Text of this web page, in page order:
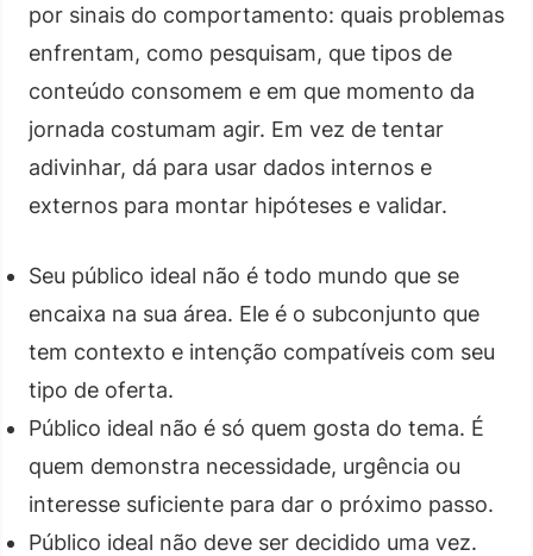
por sinais do comportamento: quais problemas
enfrentam, como pesquisam, que tipos de
conteúdo consomem e em que momento da
jornada costumam agir. Em vez de tentar
adivinhar, dá para usar dados internos e
externos para montar hipóteses e validar.
Seu público ideal não é todo mundo que se
encaixa na sua área. Ele é o subconjunto que
tem contexto e intenção compatíveis com seu
tipo de oferta.
Público ideal não é só quem gosta do tema. É
quem demonstra necessidade, urgência ou
interesse suficiente para dar o próximo passo.
Público ideal não deve ser decidido uma vez.